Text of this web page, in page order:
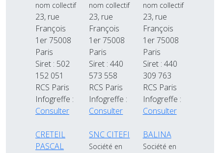
nom collectif
23, rue
François
1er 75008
Paris
Siret : 502
152 051
RCS Paris
Infogreffe :
Consulter
nom collectif
23, rue
François
1er 75008
Paris
Siret : 440
573 558
RCS Paris
Infogreffe :
Consulter
nom collectif
23, rue
François
1er 75008
Paris
Siret : 440
309 763
RCS Paris
Infogreffe :
Consulter
CRETEIL
PASCAL
SNC CITEFI
Société en
BALINA
Société en